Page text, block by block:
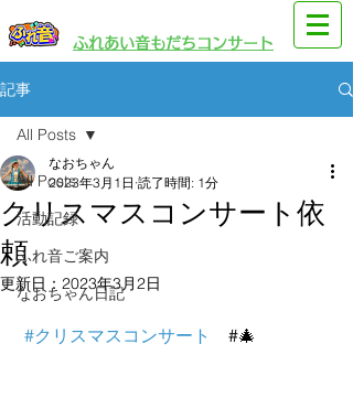
​ふれあい音もだちコンサート
記事
All Posts
活動記録
ふれ音ご案内
なおちゃん日記
All Posts
クリスマスコンサート依
頼
なおちゃん
2023年3月1日 読了時間: 1分
更新日： 2023年3月2日
#クリスマスコンサート #🎄